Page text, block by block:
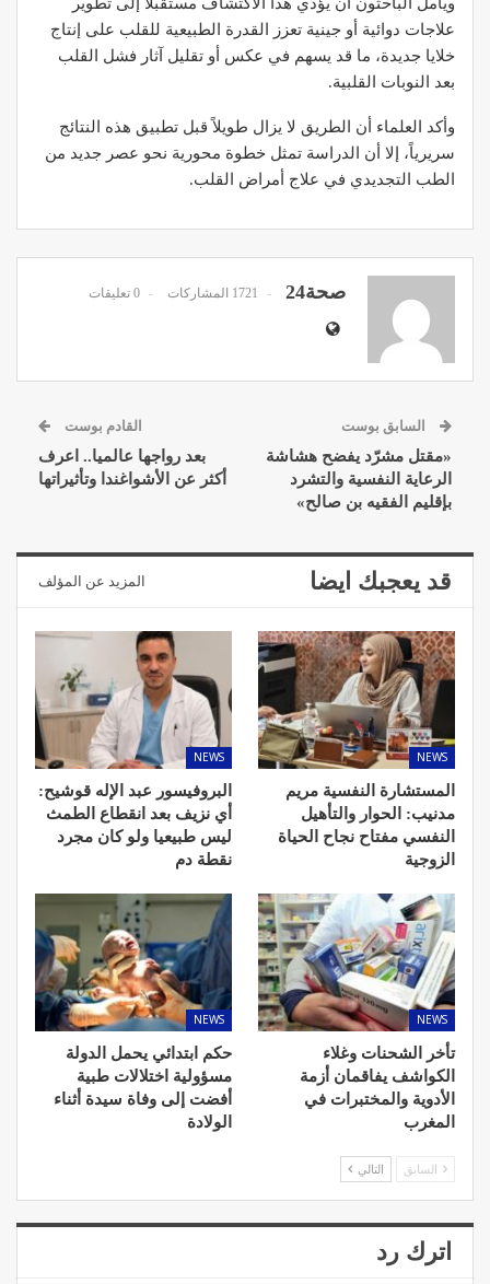
علاجات دوائية أو جينية تعزز القدرة الطبيعية للقلب على إنتاج
خلايا جديدة، ما قد يسهم في عكس أو تقليل آثار فشل القلب
بعد النوبات القلبية.
وأكد العلماء أن الطريق لا يزال طويلاً قبل تطبيق هذه النتائج
سريرياً، إلا أن الدراسة تمثل خطوة محورية نحو عصر جديد من
الطب التجديدي في علاج أمراض القلب.
صحة24 1721 المشاركات 0 تعليقات
السابق بوست
«مقتل مشرّد يفضح هشاشة
الرعاية النفسية والتشرد
بإقليم الفقيه بن صالح»
القادم بوست
بعد رواجها عالميا.. اعرف
أكثر عن الأشواغندا وتأثيراتها
قد يعجبك ايضا المزيد عن المؤلف
NEWS
المستشارة النفسية مريم
مدنيب: الحوار والتأهيل
النفسي مفتاح نجاح الحياة
الزوجية
NEWS
البروفيسور عبد الإله قوشيح:
أي نزيف بعد انقطاع الطمث
ليس طبيعيا ولو كان مجرد
نقطة دم
NEWS
تأخر الشحنات وغلاء
الكواشف يفاقمان أزمة
الأدوية والمختبرات في
المغرب
NEWS
حكم ابتدائي يحمل الدولة
مسؤولية اختلالات طبية
أفضت إلى وفاة سيدة أثناء
الولادة
السابق التالي
اترك رد